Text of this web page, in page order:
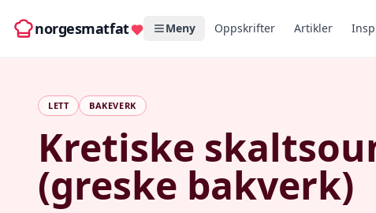
norgesmatfat Meny Oppskrifter Artikler
LETT BAKEVERK
Kretiske
(greske bakverk)